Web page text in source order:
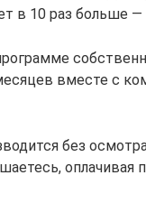
в 10 раз больше
вместе с
без
оплачивая